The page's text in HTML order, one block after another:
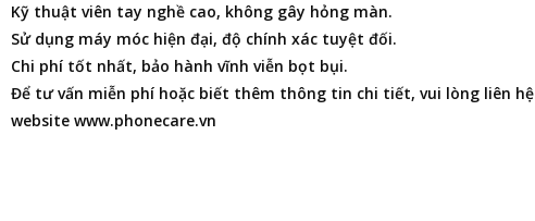
Kỹ thuật viên tay nghề cao, không gây hỏng màn.
Sử dụng máy móc hiện đại, độ chính xác tuyệt đối.
Chi phí tốt nhất, bảo hành vĩnh viễn bọt bụi.
Để tư vấn miễn phí hoặc biết thêm thông tin chi tiết, vui lòng liên hệ
website www.phonecare.vn